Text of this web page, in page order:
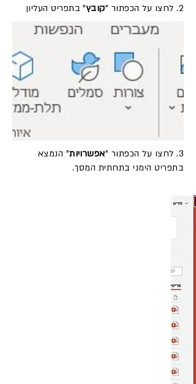
2. לחצו על הכפתור " קובץ" בתפריט העליון
3. לחצו על הכפתור " אפשרויות" הנמצא
בתפריט הימני בתחתית המסך.